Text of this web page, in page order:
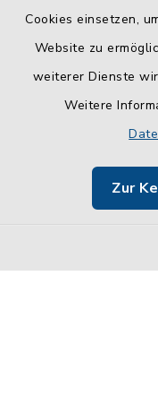
Cookies einsetzen,
Website zu
weiterer Dienste
Weitere
Zur